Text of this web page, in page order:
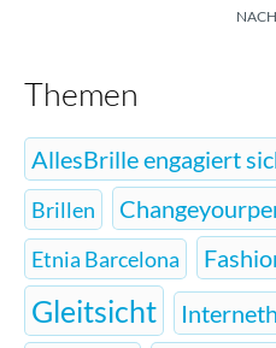
Themen
AllesBrille engagiert
Brillen
Etnia Barcelona
Gleitsicht